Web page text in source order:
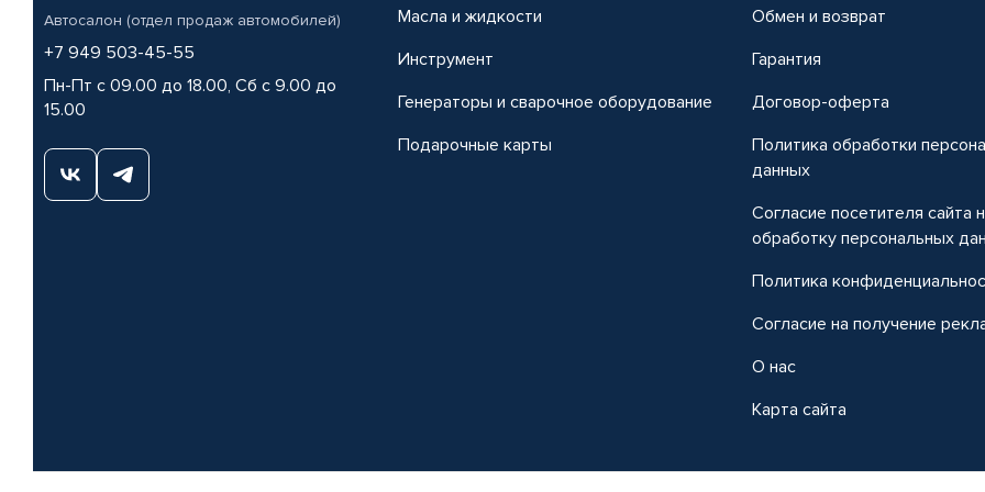
Автосалон (отдел продаж автомобилей)
+7 949 503-45-55
Пн-Пт с 09.00 до 18.00, Сб с 9.00 до
15.00
Масла и жидкости
Инструмент
Генераторы и сварочное оборудование
Подарочные карты
Обмен и возврат
Гарантия
Договор-оферта
Политика обработки
данных
Согласие посетителя сайта
обработку персональных
Политика
Согласие на получение
О нас
Карта сайта